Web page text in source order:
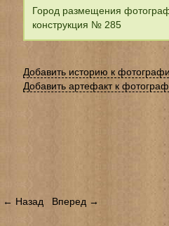
Город размещения
конструкция № 285
Добавить историю к
Добавить артефакт к
← Назад Вперед →